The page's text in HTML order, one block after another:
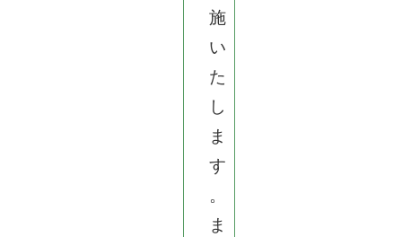
施
い
た
し
ま
す
。
ま